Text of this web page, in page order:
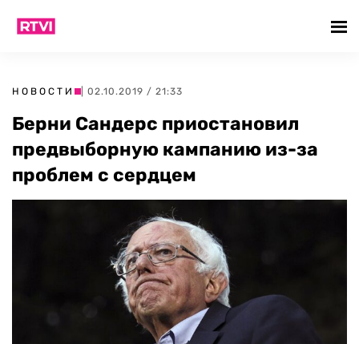
НОВОСТИ | 02.10.2019 / 21:33
Берни Сандерс приостановил
предвыборную кампанию из-за
проблем с сердцем